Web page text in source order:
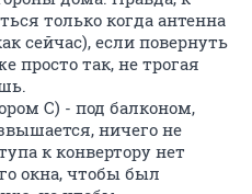
только когда антенна
сейчас), если повернуть
просто так, не трогая
С) - под балконом,
ничего не
к конвертору нет
окна, чтобы был